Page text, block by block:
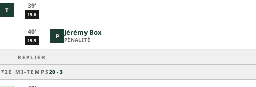
T
39'
15-6
40'
15-9
P Jérémy Box
PÉNALITÉ
REPLIER
2E MI-TEMPS 20 - 3